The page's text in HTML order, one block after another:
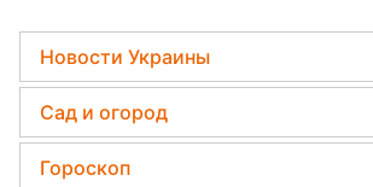
Новости Украины
Политика
Отключения света
Телеграм новости Украины
Сад и огород
Садовод назвал самое
Гороскоп